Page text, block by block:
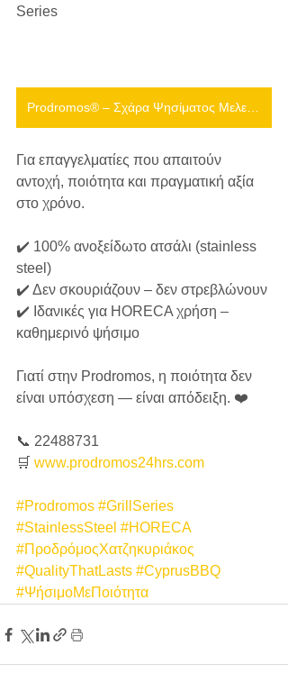
Series
Prodromos® – Σχάρα Ψησίματος Μελετημένη για Μεγάλα Ψάρια🐟🎣και όχι μόνο!!
Για επαγγελματίες που απαιτούν
αντοχή, ποιότητα και πραγματική αξία
στο χρόνο.
✔️ 100% ανοξείδωτο ατσάλι (stainless
steel)
✔️ Δεν σκουριάζουν – δεν στρεβλώνουν
✔️ Ιδανικές για HORECA χρήση –
καθημερινό ψήσιμο
Γιατί στην Prodromos, η ποιότητα δεν
είναι υπόσχεση — είναι απόδειξη. ❤️
📞 22488731
🛒 www.prodromos24hrs.com
#Prodromos #GrillSeries
#StainlessSteel #HORECA
#ΠροδρόμοςΧατζηκυριάκος
#QualityThatLasts #CyprusBBQ
#ΨήσιμοΜεΠοιότητα